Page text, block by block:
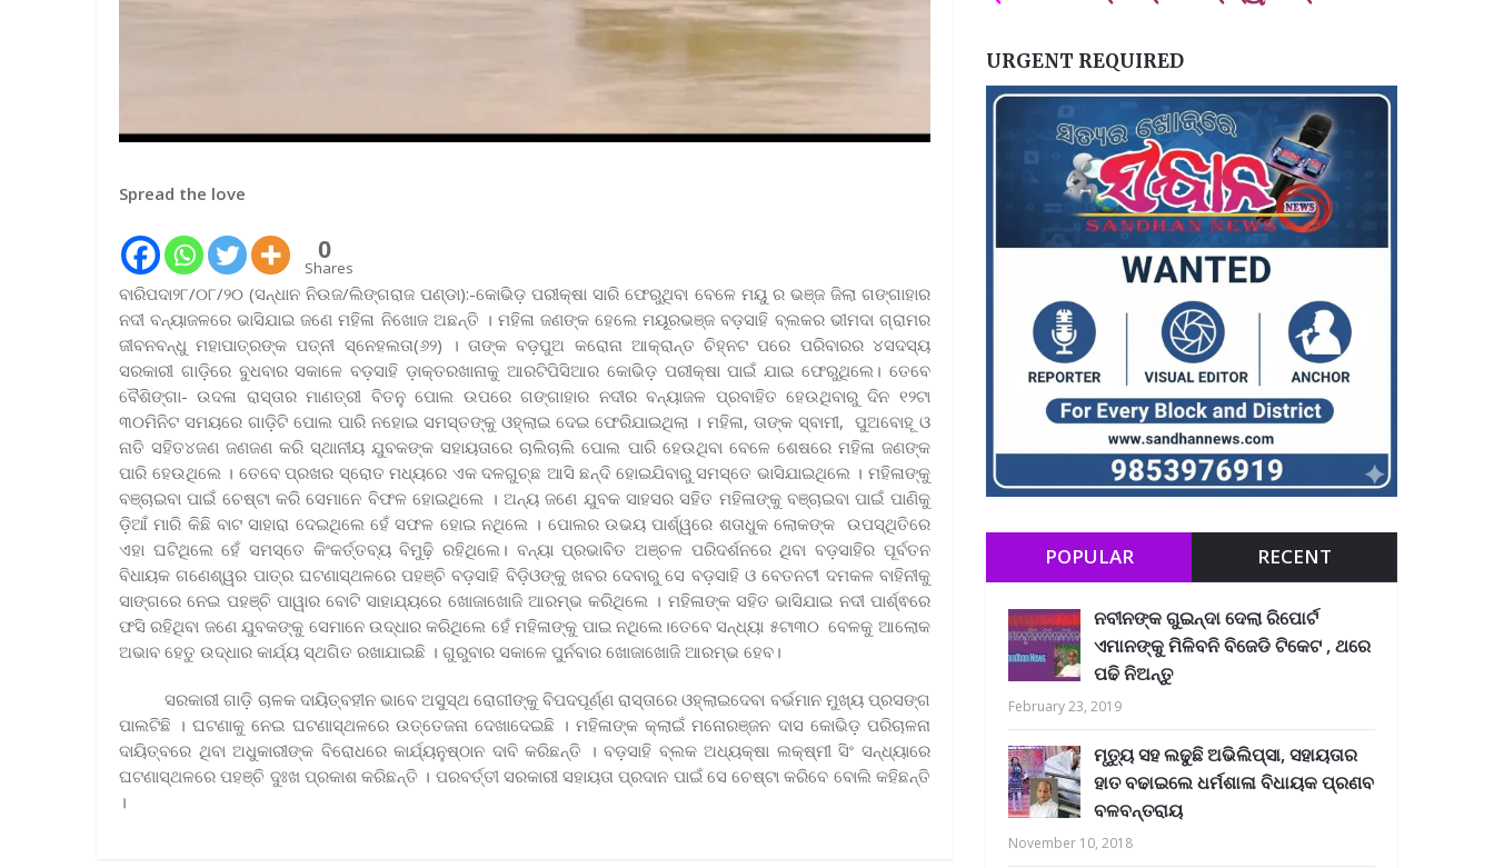
Spread the love
0
Shares
ବାରିପଦା୨୮/୦୮/୨୦ (ସନ୍ଧାନ ନିଉଜ/ଲିଙ୍ଗରାଜ ପଣ୍ଡା):-କୋଭିଡ଼ ପରୀକ୍ଷା ସାରି ଫେରୁଥିବା ବେଳେ ମୟୁ ର ଭଞ୍ଜ ଜିଲା ଗଙ୍ଗାହାର
ନଦୀ ବନ୍ୟାଜଳରେ ଭାସିଯାଇ ଜଣେ ମହିଳା ନିଖୋଜ ଅଛନ୍ତି । ମହିଳା ଜଣଙ୍କ ହେଲେ ମୟୂରଭଞ୍ଜ ବଡ଼ସାହି ବ୍ଲକର ଭୀମଦା ଗ୍ରାମର
ଜୀବନବନ୍ଧୁ ମହାପାତ୍ରଙ୍କ ପତ୍ନୀ ସ୍ନେହଲତା(୬୨) । ତାଙ୍କ ବଡ଼ପୁଅ କରୋନା ଆକ୍ରାନ୍ତ ଚିହ୍ନଟ ପରେ ପରିବାରର ୪ସଦସ୍ୟ
ସରକାରୀ ଗାଡ଼ିରେ‌ ବୁଧବାର ସକାଳେ ବଡ଼ସାହି ଡ଼ାକ୍ତରଖାନାକୁ ଆରଟିପିସିଆର କୋଭିଡ଼ ପରୀକ୍ଷା ପାଇଁ ଯାଇ ଫେରୁଥିଲେ। ତେବେ
ବୈଶିଙ୍ଗା- ଉଦଳା ରାସ୍ତାର ମାଣତ୍ରୀ ବିତନୁ ପୋଲ ଉପରେ ଗଙ୍ଗାହାର ନଦୀର ବନ୍ୟାଜଳ ପ୍ରବାହିତ ହେଉଥିବାରୁ ଦିନ ୧୨ଟା
୩୦ମିନିଟ ସମୟରେ ଗାଡ଼ିଟି ପୋଲ ପାରି ନହୋଇ ସମସ୍ତଙ୍କୁ ଓହ୍ଲାଇ ଦେଇ‌ ଫେରିଯାଇଥିଲା । ମହିଳା, ତାଙ୍କ ସ୍ବାମୀ, ପୁଅବୋହୂ ଓ
ନାତି ସହିତ୪ଜଣ ଜଣଜଣ କରି ସ୍ଥାନୀୟ ଯୁବକଙ୍କ ସହାୟତାରେ ଚାଲିଚାଲି ପୋଲ ପାରି ହେଉଥିବା ବେଳେ ଶେଷରେ ମହିଳା ଜଣଙ୍କ
ପାରି ହେଉଥିଲେ । ତେବେ ପ୍ରଖର ସ୍ରୋତ ମଧ୍ୟରେ ଏକ ଦଳଗୁଚ୍ଛ ଆସି ଛନ୍ଦି ହୋଇଯିବାରୁ ସମସ୍ତେ ଭାସିଯାଇଥିଲେ । ମହିଳାଙ୍କୁ
ବଞ୍ଚାଇବା ପାଇଁ ଚେଷ୍ଟା କରି ସେମାନେ ବିଫଳ ହୋଇଥିଲେ । ଅନ୍ୟ ଜଣେ ଯୁବକ ସାହସର ସହିତ ମହିଳାଙ୍କୁ ବଞ୍ଚାଇବା ପାଇଁ ପାଣିକୁ
ଡ଼ିଆଁ ମାରି କିଛି ବାଟ ସାହାରା ଦେଇଥିଲେ ହେଁ ସଫଳ ହୋଇ ନଥିଲେ । ପୋଲର ଉଭୟ ପାର୍ଶ୍ୱରେ ଶତାଧୁକ ଲୋକଙ୍କ ଉପସ୍ଥିତିରେ
ଏହା ଘଟିଥିଲେ ହେଁ ସମସ୍ତେ କିଂକର୍ତ୍ତବ୍ୟ ବିମୁଢ଼ି ରହିଥିଲେ। ବନ୍ୟା ପ୍ରଭାବିତ ଅଞ୍ଚଳ ପରିଦର୍ଶନରେ ଥିବା ବଡ଼ସାହିର ପୂର୍ବତନ
ବିଧାୟକ ଗଣେଶ୍ୱର ପାତ୍ର ଘଟଣାସ୍ଥଳରେ ପହଞ୍ଚି ବଡ଼ସାହି ବିଡ଼ିଓଙ୍କୁ ଖବର ଦେବାରୁ ସେ ବଡ଼ସାହି ଓ ବେତନଟୀ ଦମକଳ ବାହିନୀକୁ
ସାଙ୍ଗରେ ନେଇ ପହଞ୍ଚି ପାୱାର ବୋଟି ସାହାଯ୍ୟରେ ଖୋଜାଖୋଜି ଆରମ୍ଭ କରିଥିଲେ । ମହିଳାଙ୍କ ସହିତ ଭାସିଯାଇ ନଦୀ ପାର୍ଶ୍ଵରେ
ଫସି ରହିଥିବା ଜଣେ ଯୁବକଙ୍କୁ ସେମାନେ ଉଦ୍ଧାର କରିଥିଲେ ହେଁ ମହିଳାଙ୍କୁ ପାଇ ନଥିଲେ।ତେବେ ସନ୍ଧ୍ୟା ୫ଟା୩୦ ବେଳକୁ ଆଲୋକ
ଅଭାବ ହେତୁ ଉଦ୍ଧାର କାର୍ଯ୍ୟ ସ୍ଥଗିତ ରଖାଯାଇଛି । ଗୁରୁବାର ସକାଳେ ପୁର୍ନବାର ଖୋଜାଖୋଜି ଆରମ୍ଭ ହେବ।
‌ ସରକାରୀ ଗାଡ଼ି ଚାଳକ ଦାୟିତ୍ବହୀନ ଭାବେ ଅସୁସ୍ଥ ରୋଗୀଙ୍କୁ ବିପଦପୂର୍ଣ୍ଣ ରାସ୍ତାରେ ଓହ୍ଲାଇଦେବା ବର୍ଭମାନ ମୁଖ୍ୟ ପ୍ରସଙ୍ଗ
ପାଲଟିଛି । ଘଟଣାକୁ ନେଇ ଘଟଣାସ୍ଥଳରେ ଉତ୍ତେଜନା ଦେଖାଦେଇଛି । ମହିଳାଙ୍କ କ୍ଲାଇଁ ମନୋରଞ୍ଜନ ଦାସ କୋଭିଡ଼ ପରିଚାଳନା
ଦାୟିତ୍ବରେ ଥିବା ଅଧୁକାରୀଙ୍କ ବିରୋଧରେ କାର୍ଯ୍ୟନୁଷ୍ଠାନ ଦାବି କରିଛନ୍ତି । ବଡ଼ସାହି ବ୍ଲକ ଅଧ୍ୟକ୍ଷା ଲକ୍ଷ୍ମୀ ସିଂ ସନ୍ଧ୍ୟାରେ
ଘଟଣାସ୍ଥଳରେ ପହଞ୍ଚି ଦୁଃଖ ପ୍ରକାଶ କରିଛନ୍ତି । ପରବର୍ତ୍ତୀ ସରକାରୀ ସହାୟତା ପ୍ରଦାନ ପାଇଁ ସେ ଚେଷ୍ଟା କରିବେ ବୋଲି କହିଛନ୍ତି
।
URGENT REQUIRED
POPULAR RECENT
ନବୀନଙ୍କ ଗୁଇନ୍ଦା ଦେଲା ରିପୋର୍ଟ
ଏମାନଙ୍କୁ ମିଳିବନି ବିଜେଡି ଟିକେଟ , ଥରେ
ପଢି ନିଅନ୍ତୁ
February 23, 2019
ମୃତ୍ୟୁ ସହ ଲଢୁଛି ଅଭିଲିପ୍ସା, ସହାୟତାର
ହାତ ବଢାଇଲେ ଧର୍ମଶାଳା ବିଧାୟକ ପ୍ରଣବ
ବଳବନ୍ତରାୟ
November 10, 2018